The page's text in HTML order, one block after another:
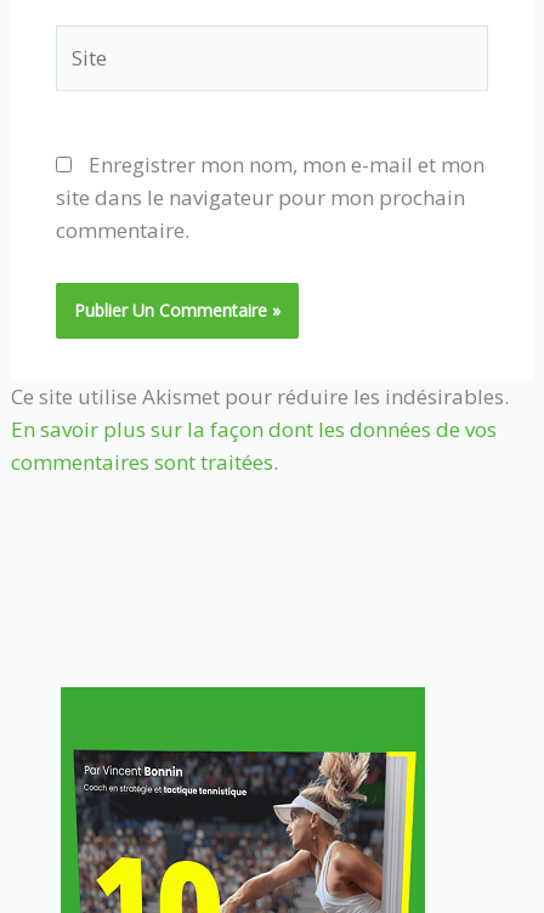
Enregistrer mon nom, mon e-mail et mon
site dans le navigateur pour mon prochain
commentaire.
Ce site utilise Akismet pour réduire les indésirables.
En savoir plus sur la façon dont les données de vos
commentaires sont traitées.